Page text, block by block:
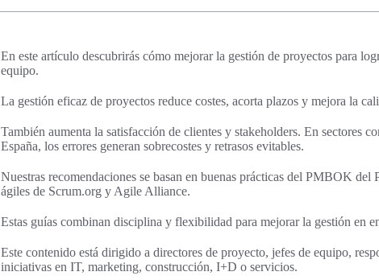
En este artículo descubrirás cómo mejorar la gestión de proyectos para
equipo.
La gestión eficaz de proyectos reduce costes, acorta plazos y mejora la
También aumenta la satisfacción de clientes y stakeholders. En sectores
España, los errores generan sobrecostes y retrasos evitables.
Nuestras recomendaciones se basan en buenas prácticas del PMBOK
ágiles de Scrum.org y Agile Alliance.
Estas guías combinan disciplina y flexibilidad para mejorar la gestión en
Este contenido está dirigido a directores de proyecto, jefes de equipo,
iniciativas en IT, marketing, construcción, I+D o servicios.